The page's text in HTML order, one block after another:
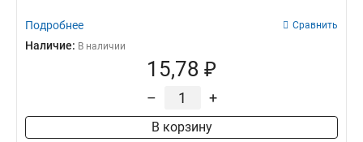
Подробнее Сравнить
Наличие: В наличии
15,78 ₽
– +
В корзину